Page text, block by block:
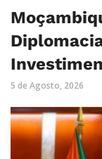
5 de Agosto, 2026